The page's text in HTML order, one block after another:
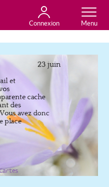
Connexion